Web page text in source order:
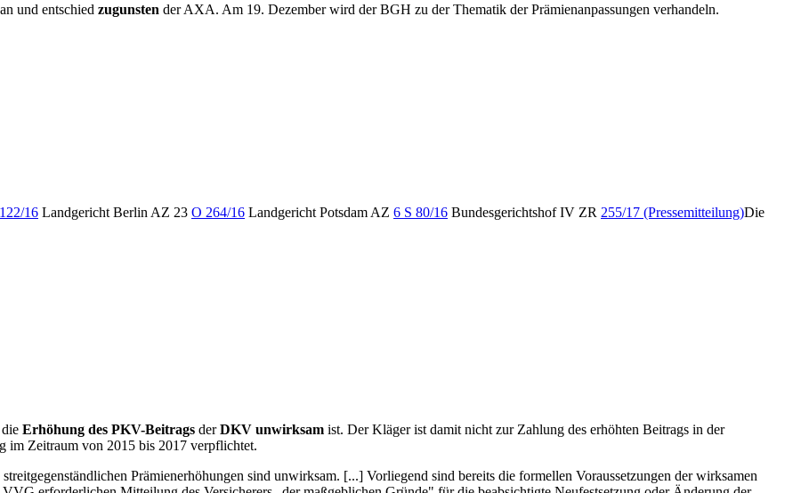
und entschied zugunsten der AXA. Am 19. Dezember wird der BGH zu der Thematik der Prämienanpassungen verhandeln.
16 Landgericht Berlin AZ 23 O 264/16 Landgericht Potsdam AZ 6 S 80/16 Bundesgerichtshof IV ZR 255/17 (Pressemitteilung)Die
die Erhöhung des PKV-Beitrags derDKV unwirksam ist. Der Kläger ist damit nicht zur Zahlung des erhöhten Beitrags in der
im Zeitraum von 2015 bis 2017 verpflichtet.
Prämienerhöhungen sind unwirksam. [...] Vorliegend sind bereits die formellen Voraussetzungen der wirksamen